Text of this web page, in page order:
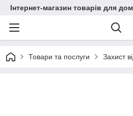
Інтернет-магазин товарів для
Товари та послуги Захист